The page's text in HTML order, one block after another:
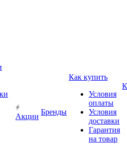
Акции
Бренды
Как купить
Условия
оплаты
Условия
доставки
Гарантия
на товар